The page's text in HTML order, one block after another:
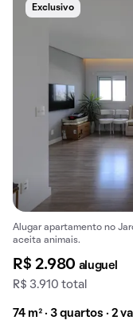
Exclusivo
Alugar apartamento no
aceita animais.
R$ 2.980 aluguel
R$ 3.910 total
74 m² · 3 quartos · 2